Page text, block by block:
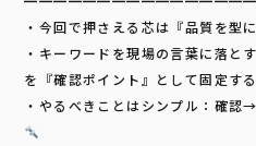
・今回で押さえる芯は『品質を型
・キーワードを現場の言葉に落と
を『確認ポイント』として固定する
・やるべきことはシンプル：確認